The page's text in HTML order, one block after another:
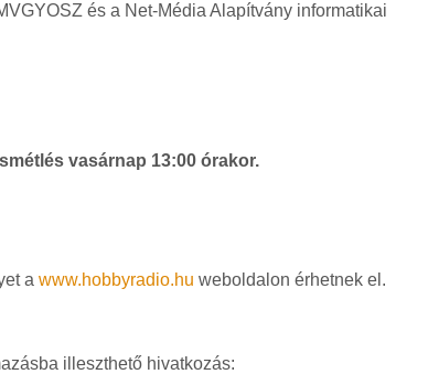
és a Net-Média Alapítvány informatikai
vasárnap 13:00 órakor.
a www.hobbyradio.hu weboldalon érhetnek el.
illeszthető hivatkozás: